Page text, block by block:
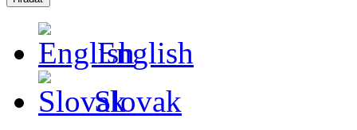
English
Slovak